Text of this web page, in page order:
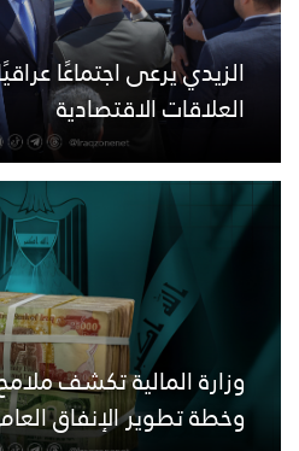
الزيدي يرعى اجتماعًا
العلاقات الاقتصادية
وخطة تطوير الإنفاق